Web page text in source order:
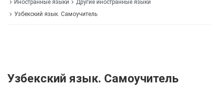
Иностранные языки
Другие иностранные языки
Узбекский язык. Самоучитель
Узбекский язык. Самоучитель